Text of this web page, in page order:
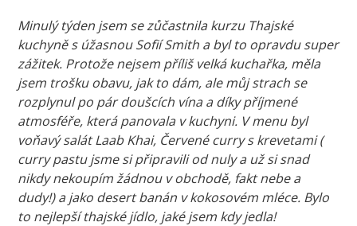
Minulý týden jsem se zůčastnila kurzu Thajské
kuchyně s úžasnou Sofií Smith a byl to opravdu super
zážitek. Protože nejsem příliš velká kuchařka, měla
jsem trošku obavu, jak to dám, ale můj strach se
rozplynul po pár doušcích vína a díky příjmené
atmosféře, která panovala v kuchyni. V menu byl
voňavý salát Laab Khai, Červené curry s krevetami (
curry pastu jsme si připravili od nuly a už si snad
nikdy nekoupím žádnou v obchodě, fakt nebe a
dudy!) a jako desert banán v kokosovém mléce. Bylo
to nejlepší thajské jídlo, jaké jsem kdy jedla!